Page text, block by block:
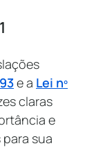
e a Lei nº
claras
e
sua